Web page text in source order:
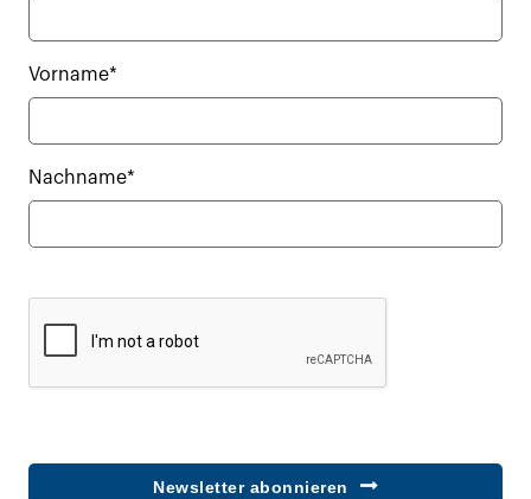
Vorname*
Nachname*
Newsletter abonnieren